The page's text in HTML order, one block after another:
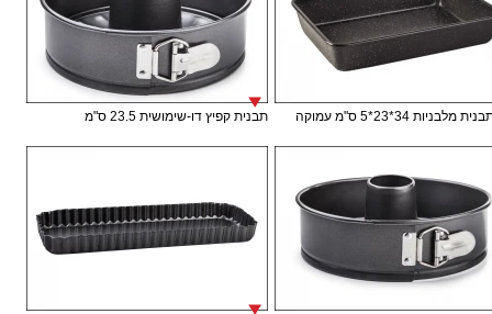
תבנית קפיץ דו-שימושית 23.5 ס"מ